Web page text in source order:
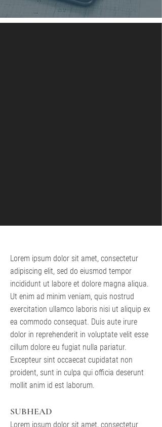
Lorem ipsum dolor sit amet, consectetur
adipiscing elit, sed do eiusmod tempor
incididunt ut labore et dolore magna aliqua.
Ut enim ad minim veniam, quis nostrud
exercitation ullamco laboris nisi ut aliquip ex
ea commodo consequat. Duis aute irure
dolor in reprehenderit in voluptate velit esse
cillum dolore eu fugiat nulla pariatur.
Excepteur sint occaecat cupidatat non
proident, sunt in culpa qui officia deserunt
mollit anim id est laborum.
SUBHEAD
Lorem ipsum dolor sit amet, consectetur